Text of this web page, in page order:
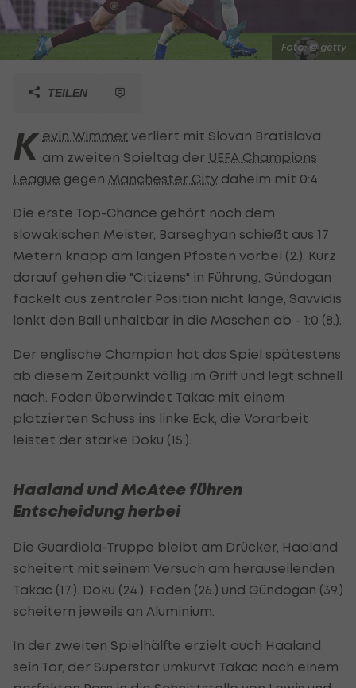
Foto: © getty
TEILEN
K evin Wimmer verliert mit Slovan Bratislava
am zweiten Spieltag der UEFA Champions
League gegen Manchester City daheim mit 0:4.
Die erste Top-Chance gehört noch dem
slowakischen Meister, Barseghyan schießt aus 17
Metern knapp am langen Pfosten vorbei (2.). Kurz
darauf gehen die "Citizens" in Führung, Gündogan
fackelt aus zentraler Position nicht lange, Savvidis
lenkt den Ball unhaltbar in die Maschen ab - 1:0 (8.).
Der englische Champion hat das Spiel spätestens
ab diesem Zeitpunkt völlig im Griff und legt schnell
nach. Foden überwindet Takac mit einem
platzierten Schuss ins linke Eck, die Vorarbeit
leistet der starke Doku (15.).
Haaland und McAtee führen
Entscheidung herbei
Die Guardiola-Truppe bleibt am Drücker, Haaland
scheitert mit seinem Versuch am herauseilenden
Takac (17.). Doku (24.), Foden (26.) und Gündogan (39.)
scheitern jeweils an Aluminium.
In der zweiten Spielhälfte erzielt auch Haaland
sein Tor, der Superstar umkurvt Takac nach einem